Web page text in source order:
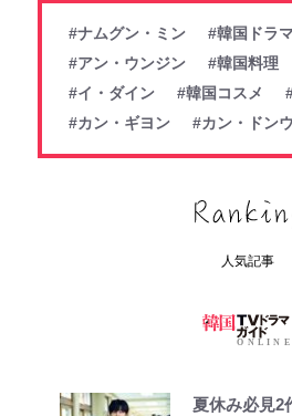
#ナムグン・ミン
#韓国ドラ
#アン・ウンジン
#韓国料理
#イ・ダイン
#韓国コスメ
#カン・ギヨン
#カン・ドン
人気記事
夏休み必見2